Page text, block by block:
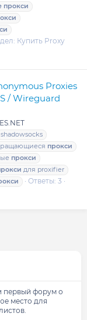
прокси
Купить Proxy
Proxies
/ Wireguard
shadowsocks
прокси
прокси
для proxifier
Ответы: 3
первый форум о
место для